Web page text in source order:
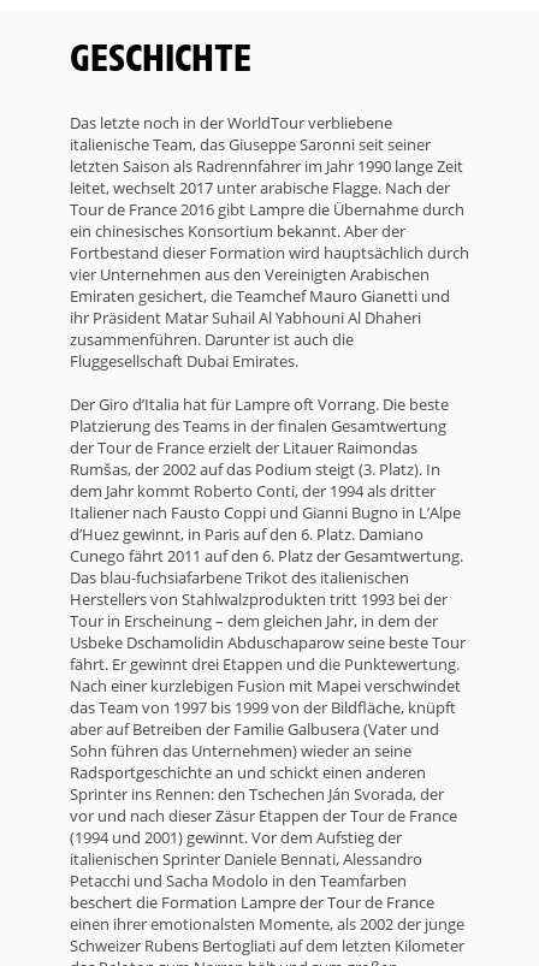
GESCHICHTE
Das letzte noch in der WorldTour verbliebene
italienische Team, das Giuseppe Saronni seit seiner
letzten Saison als Radrennfahrer im Jahr 1990 lange Zeit
leitet, wechselt 2017 unter arabische Flagge. Nach der
Tour de France 2016 gibt Lampre die Übernahme durch
ein chinesisches Konsortium bekannt. Aber der
Fortbestand dieser Formation wird hauptsächlich durch
vier Unternehmen aus den Vereinigten Arabischen
Emiraten gesichert, die Teamchef Mauro Gianetti und
ihr Präsident Matar Suhail Al Yabhouni Al Dhaheri
zusammenführen. Darunter ist auch die
Fluggesellschaft Dubai Emirates.
Der Giro d’Italia hat für Lampre oft Vorrang. Die beste
Platzierung des Teams in der finalen Gesamtwertung
der Tour de France erzielt der Litauer Raimondas
Rumšas, der 2002 auf das Podium steigt (3. Platz). In
dem Jahr kommt Roberto Conti, der 1994 als dritter
Italiener nach Fausto Coppi und Gianni Bugno in L’Alpe
d’Huez gewinnt, in Paris auf den 6. Platz. Damiano
Cunego fährt 2011 auf den 6. Platz der Gesamtwertung.
Das blau-fuchsiafarbene Trikot des italienischen
Herstellers von Stahlwalzprodukten tritt 1993 bei der
Tour in Erscheinung – dem gleichen Jahr, in dem der
Usbeke Dschamolidin Abduschaparow seine beste Tour
fährt. Er gewinnt drei Etappen und die Punktewertung.
Nach einer kurzlebigen Fusion mit Mapei verschwindet
das Team von 1997 bis 1999 von der Bildfläche, knüpft
aber auf Betreiben der Familie Galbusera (Vater und
Sohn führen das Unternehmen) wieder an seine
Radsportgeschichte an und schickt einen anderen
Sprinter ins Rennen: den Tschechen Ján Svorada, der
vor und nach dieser Zäsur Etappen der Tour de France
(1994 und 2001) gewinnt. Vor dem Aufstieg der
italienischen Sprinter Daniele Bennati, Alessandro
Petacchi und Sacha Modolo in den Teamfarben
beschert die Formation Lampre der Tour de France
einen ihrer emotionalsten Momente, als 2002 der junge
Schweizer Rubens Bertogliati auf dem letzten Kilometer